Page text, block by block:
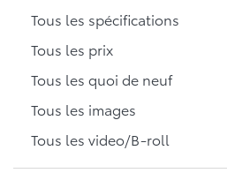
Tous les spécifications
Tous les prix
Tous les quoi de neuf
Tous les images
Tous les video/B-roll